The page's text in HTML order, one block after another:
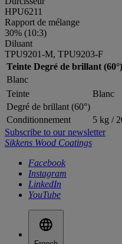
HPU6211
Rapport de mélange
30% (10:3)
Diluant
TPU9201-M, TPU9203-F
Teinte Degré de brillant (60°)
Blanc
Teinte
Blanc
Degré de brillant (60°)
Conditionnement
5 kg /
Subscribe to our newsletter
Sikkens Wood Coatings
Facebook
Instagram
LinkedIn
YouTube